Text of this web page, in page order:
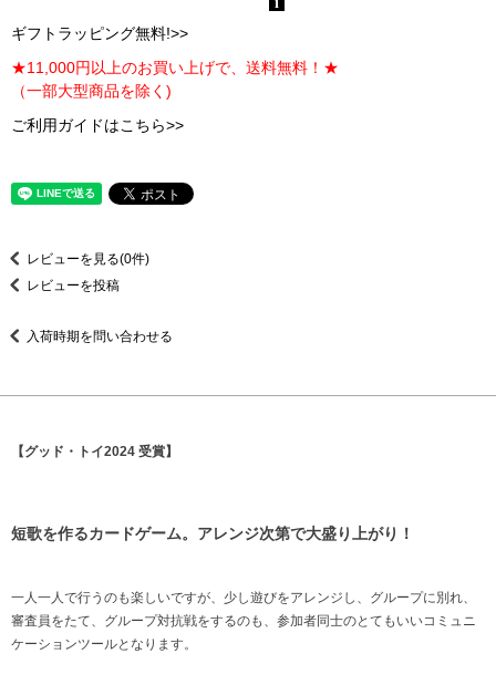
ギフトラッピング無料!>>
★11,000円以上のお買い上げで、送料無料！★
（一部大型商品を除く)
ご利用ガイドはこちら>>
レビューを見る(0件)
レビューを投稿
入荷時期を問い合わせる
【グッド・トイ2024 受賞】
短歌を作るカードゲーム。アレンジ次第で大盛り上がり！
一人一人で行うのも楽しいですが、少し遊びをアレンジし、グループに別れ、
審査員をたて、グループ対抗戦をするのも、参加者同士のとてもいいコミュニ
ケーションツールとなります。